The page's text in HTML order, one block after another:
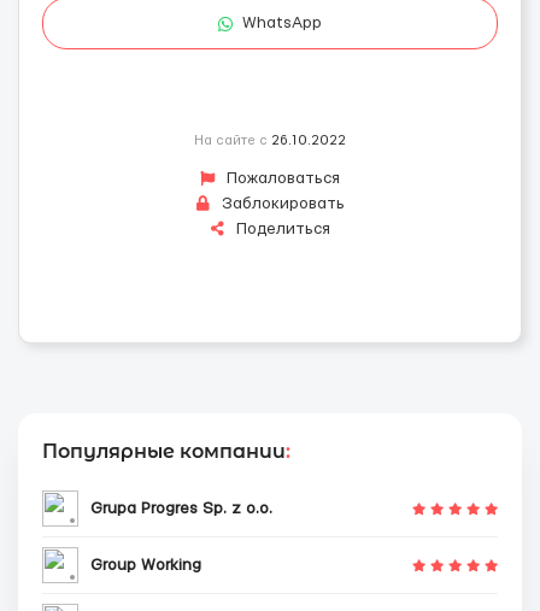
WhatsApp
На сайте с 26.10.2022
Пожаловаться
Заблокировать
Поделиться
Популярные компании:
Grupa Progres Sp. z o.o.
Group Working